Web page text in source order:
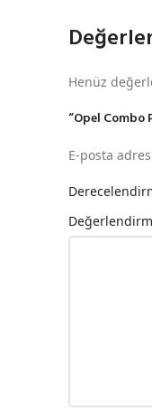
Henüz
“Opel Combo
E-posta